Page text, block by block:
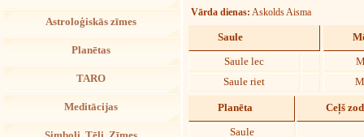
Astroloģiskās zīmes
Planētas
TARO
Meditācijas
Vārda dienas: Askolds Aisma
Saule
Saule lec
Saule riet
Planēta Ceļš
Saule